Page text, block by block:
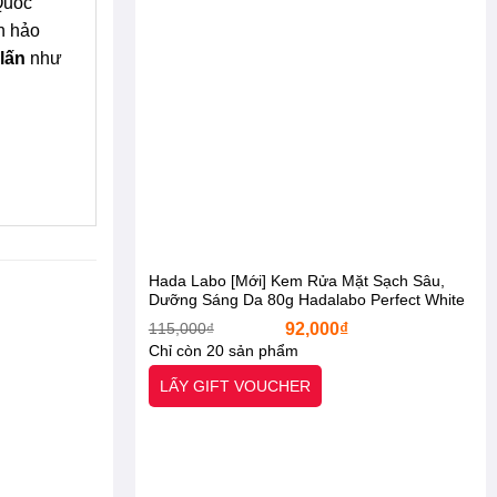
Hada Labo [Mới] Kem Rửa Mặt Sạch Sâu,
Dưỡng Sáng Da 80g Hadalabo Perfect White
T.X.A Cleanser [Otel-StarX- Chính Hãng]
115,000₫
Giá
gốc
là:
115,000₫.
92,000₫
Chỉ còn 20 sản phẩm
LẤY GIFT VOUCHER
hảo
như